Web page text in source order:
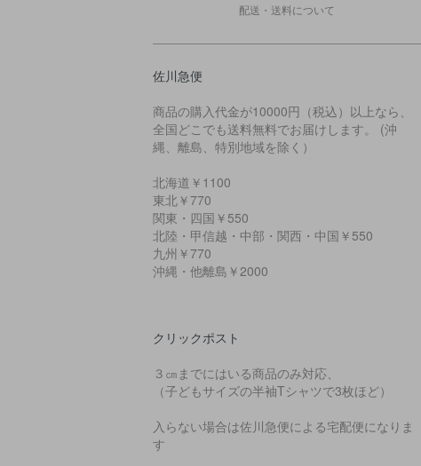
配送・送料について
佐川急便
商品の購入代金が10000円（税込）以上なら、
全国どこでも送料無料でお届けします。 (沖
縄、離島、特別地域を除く）
北海道￥1100
東北￥770
関東・四国￥550
北陸・甲信越・中部・関西・中国￥550
九州￥770
沖縄・他離島￥2000
クリックポスト
３㎝までにはいる商品のみ対応、
（子どもサイズの半袖Tシャツで3枚ほど）
入らない場合は佐川急便による宅配便になりま
す